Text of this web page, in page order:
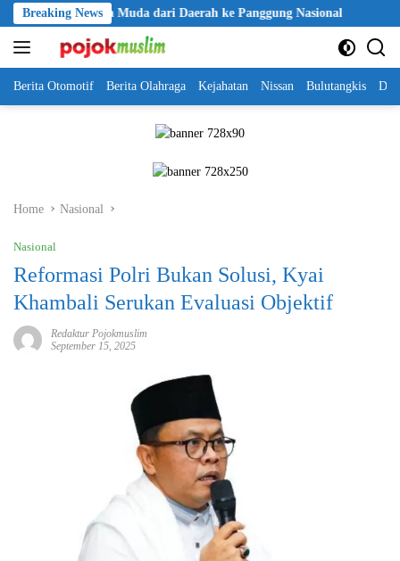
Skip
to
content
Breaking News
Talenta Muda dari Daerah ke Panggung Nasional
Berita Otomotif Berita Olahraga Kejahatan Nissan Bulutangkis
Home Nasional
Nasional
Reformasi Polri Bukan Solusi, Kyai
Khambali Serukan Evaluasi Objektif
Redaktur Pojokmuslim
September 15, 2025